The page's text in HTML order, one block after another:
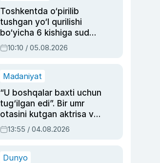
Toshkentda o‘pirilib
tushgan yo‘l qurilishi
bo‘yicha 6 kishiga sud
hukmi o‘qildi
10:10 / 05.08.2026
Madaniyat
“U boshqalar baxti uchun
tug‘ilgan edi”. Bir umr
otasini kutgan aktrisa va
dublyaj ustasi Rimma
Ahmedovaning
13:55 / 04.08.2026
Dunyo